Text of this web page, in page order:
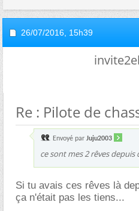
26/07/2016, 15h39
Re : Pilote de
Envoyé par Juju2003
ce sont mes 2 rêves depuis
Si tu avais ces rêves là
ça n'était pas les tiens...